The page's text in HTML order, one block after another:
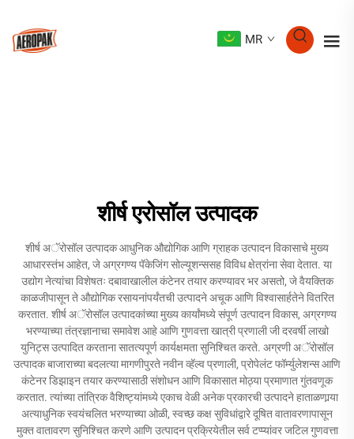
MR
शीर्ष एरोसॉल उत्पादक
शीर्ष अॅरोसॉल उत्पादक आधुनिक औद्योगिक आणि ग्राहक उत्पादन विकासाचे मुख्य
आधारस्तंभ आहेत, जे अग्रगण्य पॅकेजिंग सोल्यूशन्ससह विविध क्षेत्रांना सेवा देतात. या
उद्योग नेत्यांचा विशेषतः दबावाखालील कंटेनर तयार करण्यावर भर असतो, जे वैयक्तिक
काळजीपासून ते औद्योगिक रसायनांपर्यंतची उत्पादने अचूक आणि विश्वासार्हतेने वितरित
करतात. शीर्ष अॅरोसॉल उत्पादकांच्या मुख्य कार्यांमध्ये संपूर्ण उत्पादन विकास, अग्रगण्य
भरण्याच्या तंत्रज्ञानाचा समावेश आहे आणि गुणवत्ता खात्री प्रणाली जी दरवर्षी लाखो
युनिट्स उत्पादित करताना सातत्यपूर्ण कार्यक्षमता सुनिश्चित करते. अग्रणी अॅरोसॉल
उत्पादक बाजाराच्या बदलत्या मागणीपुरते नवीन व्हॅल्व प्रणाली, प्रोपेलंट फॉर्म्युलेशन्स आणि
कंटेनर डिझाइन तयार करण्यासाठी संशोधन आणि विकासात मोठ्या प्रमाणात गुंतवणूक
करतात. त्यांच्या तांत्रिक वैशिष्ट्यांमध्ये एकाच वेळी अनेक प्रकारची उत्पादने हाताळणार्‍या
अत्याधुनिक स्वयंचलित भरण्याच्या ओळी, स्वच्छ कक्ष सुविधांद्वारे दूषित वातावरणापासून
मुक्त वातावरण सुनिश्चित करणे आणि उत्पादन प्रक्रियेतील सर्व टप्प्यांवर जटिल गुणवत्ता